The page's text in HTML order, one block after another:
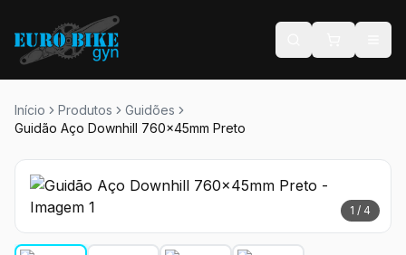
Início Produtos
Guidões
Guidão Aço Downhill 760x45mm Preto
1 / 4